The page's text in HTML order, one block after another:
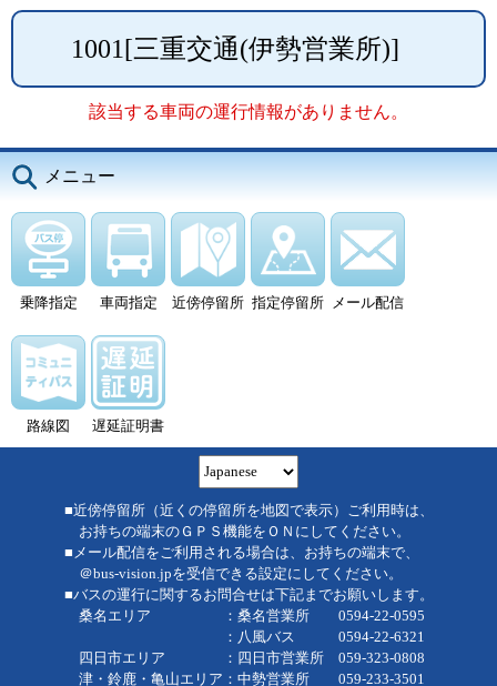
1001[三重交通(伊勢営業所)]
該当する車両の運行情報がありません。
メニュー
乗降指定 車両指定 近傍停留所 指定停留所 メール配信
路線図 遅延証明書
■近傍停留所（近くの停留所を地図で表示）ご利用時は、
お持ちの端末のＧＰＳ機能をＯＮにしてください。
■メール配信をご利用される場合は、お持ちの端末で、
＠bus-vision.jpを受信できる設定にしてください。
■バスの運行に関するお問合せは下記までお願いします。
桑名エリア ：桑名営業所 0594-22-0595
：八風バス 0594-22-6321
四日市エリア ：四日市営業所 059-323-0808
津・鈴鹿・亀山エリア：中勢営業所 059-233-3501